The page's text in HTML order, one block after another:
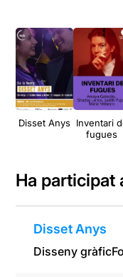
Disset Anys Inventari
fugues
Ha participat
Disset Anys
Disseny gràfic